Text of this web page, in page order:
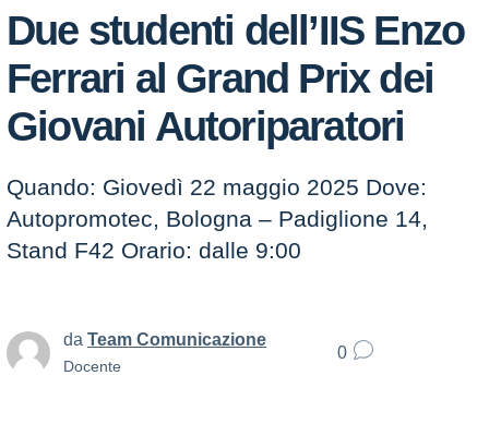
Due studenti dell’IIS Enzo
Ferrari al Grand Prix dei
Giovani Autoriparatori
Quando: Giovedì 22 maggio 2025 Dove:
Autopromotec, Bologna – Padiglione 14,
Stand F42 Orario: dalle 9:00
da Team Comunicazione
Docente
0